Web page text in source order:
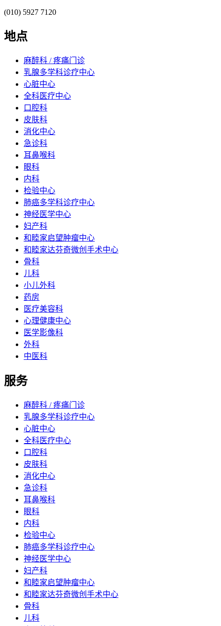
(010) 5927 7120
地点
麻醉科 / 疼痛门诊
乳腺多学科诊疗中心
心脏中心
全科医疗中心
口腔科
皮肤科
消化中心
急诊科
耳鼻喉科
眼科
内科
检验中心
肺癌多学科诊疗中心
神经医学中心
妇产科
和睦家启望肿瘤中心
和睦家达芬奇微创手术中心
骨科
儿科
小儿外科
药房
医疗美容科
心理健康中心
医学影像科
外科
中医科
服务
麻醉科 / 疼痛门诊
乳腺多学科诊疗中心
心脏中心
全科医疗中心
口腔科
皮肤科
消化中心
急诊科
耳鼻喉科
眼科
内科
检验中心
肺癌多学科诊疗中心
神经医学中心
妇产科
和睦家启望肿瘤中心
和睦家达芬奇微创手术中心
骨科
儿科